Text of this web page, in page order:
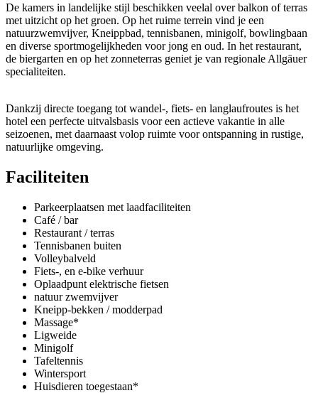
De kamers in landelijke stijl beschikken veelal over balkon of terras
met uitzicht op het groen. Op het ruime terrein vind je een
natuurzwemvijver, Kneippbad, tennisbanen, minigolf, bowlingbaan
en diverse sportmogelijkheden voor jong en oud. In het restaurant,
de biergarten en op het zonneterras geniet je van regionale Allgäuer
specialiteiten.
Dankzij directe toegang tot wandel-, fiets- en langlaufroutes is het
hotel een perfecte uitvalsbasis voor een actieve vakantie in alle
seizoenen, met daarnaast volop ruimte voor ontspanning in rustige,
natuurlijke omgeving.
Faciliteiten
Parkeerplaatsen met laadfaciliteiten
Café / bar
Restaurant / terras
Tennisbanen buiten
Volleybalveld
Fiets-, en e-bike verhuur
Oplaadpunt elektrische fietsen
natuur zwemvijver
Kneipp-bekken / modderpad
Massage*
Ligweide
Minigolf
Tafeltennis
Wintersport
Huisdieren toegestaan*